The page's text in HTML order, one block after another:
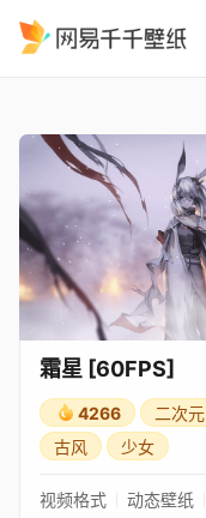
霜星 [60FPS]
4266
二次元
古风
少女
视频格式 动态壁纸